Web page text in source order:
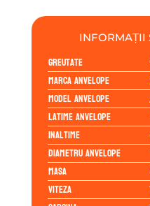
75T
INFORMAȚII
Greutate
Marca anvelope
Model anvelope
Latime anvelope
Inaltime
Diametru anvelope
Masa
Viteza